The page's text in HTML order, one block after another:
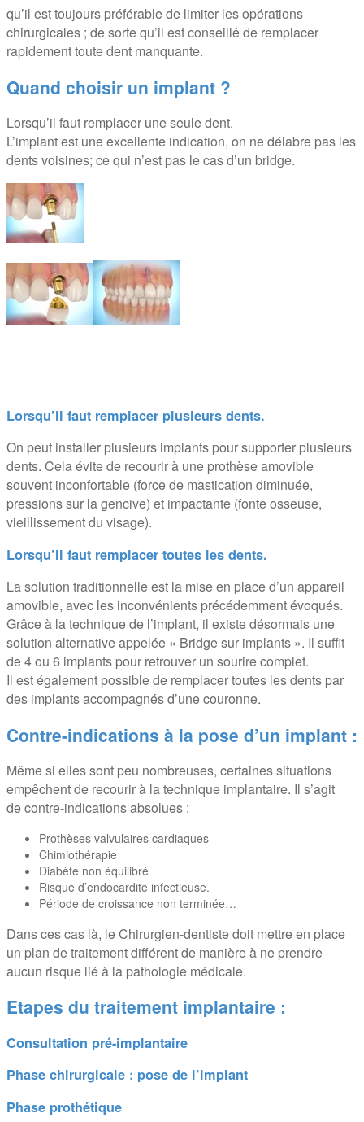
qu’il est toujours préférable de limiter les opérations
chirurgicales ; de sorte qu’il est conseillé de remplacer
rapidement toute dent manquante.
Quand choisir un implant ?
Lorsqu’il faut remplacer une seule dent.
L’implant est une excellente indication, on ne délabre pas les
dents voisines; ce qui n’est pas le cas d’un bridge.
Lorsqu’il faut remplacer plusieurs dents.
On peut installer plusieurs implants pour supporter plusieurs
dents. Cela évite de recourir à une prothèse amovible
souvent inconfortable (force de mastication diminuée,
pressions sur la gencive) et impactante (fonte osseuse,
vieillissement du visage).
Lorsqu’il faut remplacer toutes les dents.
La solution traditionnelle est la mise en place d’un appareil
amovible, avec les inconvénients précédemment évoqués.
Grâce à la technique de l’implant, il existe désormais une
solution alternative appelée « Bridge sur implants ». Il suffit
de 4 ou 6 implants pour retrouver un sourire complet.
Il est également possible de remplacer toutes les dents par
des implants accompagnés d’une couronne.
Contre-indications à la pose d’un implant :
Même si elles sont peu nombreuses, certaines situations
empêchent de recourir à la technique implantaire. Il s’agit
de contre-indications absolues :
Prothèses valvulaires cardiaques
Chimiothérapie
Diabète non équilibré
Risque d’endocardite infectieuse.
Période de croissance non terminée…
Dans ces cas là, le Chirurgien-dentiste doit mettre en place
un plan de traitement différent de manière à ne prendre
aucun risque lié à la pathologie médicale.
Etapes du traitement implantaire :
Consultation pré-implantaire
Phase chirurgicale : pose de l’implant
Phase prothétique